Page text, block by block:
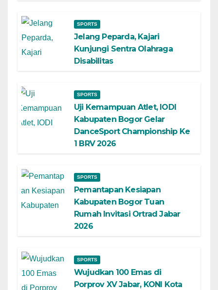
SPORTS
Jelang Peparda, Kajari
Kunjungi Sentra Olahraga
Disabilitas
SPORTS
Uji Kemampuan Atlet, IODI
Kabupaten Bogor Gelar
DanceSport Championship Ke
1 BRV 2026
SPORTS
Pemantapan Kesiapan
Kabupaten Bogor Tuan
Rumah Invitasi Ortrad Jabar
2026
SPORTS
Wujudkan 100 Emas di
Porprov XV Jabar, KONI Kota